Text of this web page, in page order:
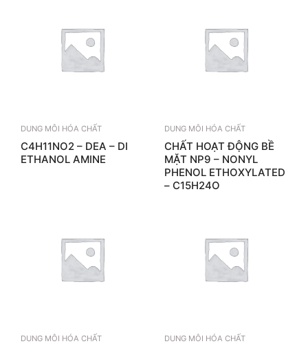
DUNG MÔI HÓA CHẤT
C4H11NO2 – DEA – DI
ETHANOL AMINE
DUNG MÔI HÓA CHẤT
CHẤT HOẠT ĐỘNG BỀ
MẶT NP9 – NONYL
PHENOL ETHOXYLATED
– C15H24O
DUNG MÔI HÓA CHẤT DUNG MÔI HÓA CHẤT